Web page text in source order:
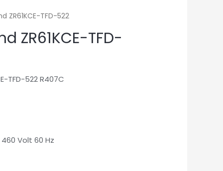
ZR61KCE-TFD-522
ZR61KCE-TFD-
TFD-522 R407C
Volt 60 Hz